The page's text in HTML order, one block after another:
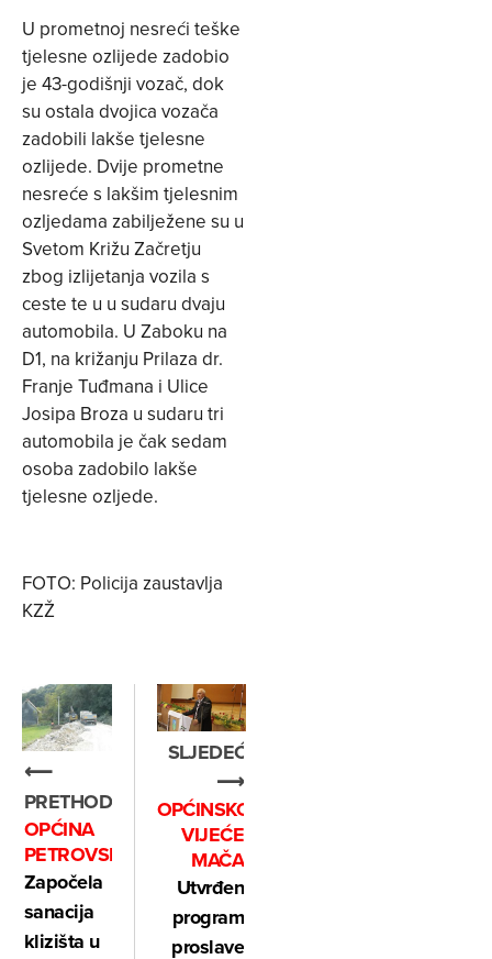
U prometnoj nesreći teške
tjelesne ozlijede zadobio
je 43-godišnji vozač, dok
su ostala dvojica vozača
zadobili lakše tjelesne
ozlijede. Dvije prometne
nesreće s lakšim tjelesnim
ozljedama zabilježene su u
Svetom Križu Začretju
zbog izlijetanja vozila s
ceste te u u sudaru dvaju
automobila. U Zaboku na
D1, na križanju Prilaza dr.
Franje Tuđmana i Ulice
Josipa Broza u sudaru tri
automobila je čak sedam
osoba zadobilo lakše
tjelesne ozljede.
FOTO: Policija zaustavlja
KZŽ
⟵
PRETHODNO
OPĆINA
PETROVSKO
Započela
sanacija
klizišta u
SLJEDEĆE
⟶
OPĆINSKO
VIJEĆE
MAČA
Utvrđen
program
proslave